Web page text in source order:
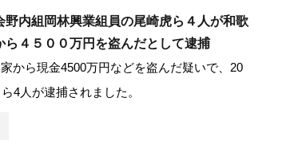
野内組岡林興業組員の尾崎虎ら４人が和歌
ら４５００万円を盗んだとして逮捕
から現金4500万円などを盗んだ疑いで、20
4人が逮捕されました。